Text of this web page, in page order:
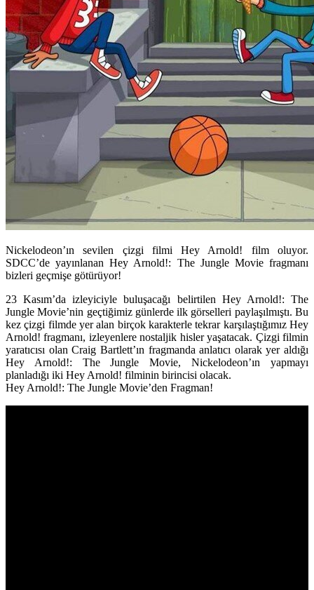
Nickelodeon’ın sevilen çizgi filmi Hey Arnold! film oluyor.
SDCC’de yayınlanan Hey Arnold!: The Jungle Movie fragmanı
bizleri geçmişe götürüyor!
23 Kasım’da izleyiciyle buluşacağı belirtilen Hey Arnold!: The
Jungle Movie’nin geçtiğimiz günlerde ilk görselleri paylaşılmıştı. Bu
kez çizgi filmde yer alan birçok karakterle tekrar karşılaştığımız Hey
Arnold! fragmanı, izleyenlere nostaljik hisler yaşatacak. Çizgi filmin
yaratıcısı olan Craig Bartlett’ın fragmanda anlatıcı olarak yer aldığı
Hey Arnold!: The Jungle Movie, Nickelodeon’ın yapmayı
planladığı iki Hey Arnold! filminin birincisi olacak.
Hey Arnold!: The Jungle Movie’den Fragman!